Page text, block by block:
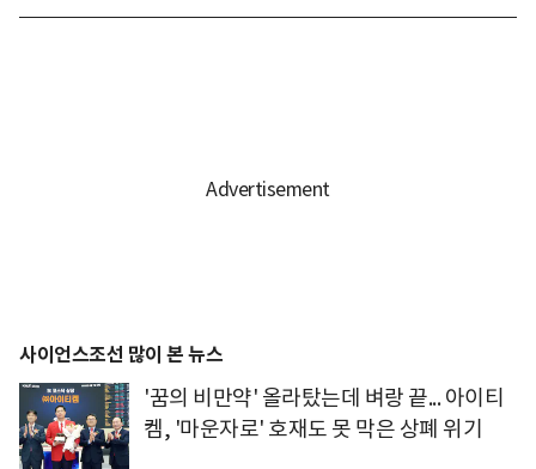
사이언스조선 많이 본 뉴스
'꿈의 비만약' 올라탔는데 벼랑 끝... 아이티
켐, '마운자로' 호재도 못 막은 상폐 위기